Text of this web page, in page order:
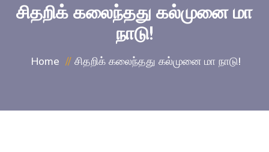
சிதறிக் கலைந்தது கல்முனை மா
நாடு!
Home சிதறிக் கலைந்தது கல்முனை மா நாடு!